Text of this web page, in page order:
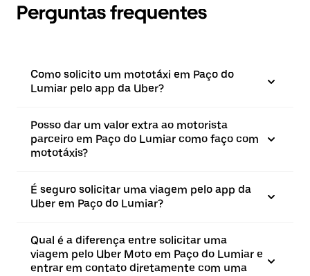
Perguntas frequentes
Como solicito um mototáxi em Paço do
Lumiar pelo app da Uber?
Posso dar um valor extra ao motorista
parceiro em Paço do Lumiar como faço com
mototáxis?
É seguro solicitar uma viagem pelo app da
Uber em Paço do Lumiar?
Qual é a diferença entre solicitar uma
viagem pelo Uber Moto em Paço do Lumiar e
entrar em contato diretamente com uma